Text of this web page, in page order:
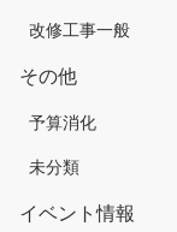
改修工事一般
その他
予算消化
未分類
イベント情報